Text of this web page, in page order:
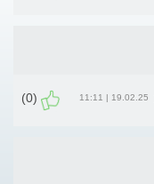
19.02.25 | 11:11
(0)